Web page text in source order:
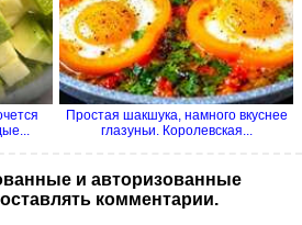
Простая шакшука, намного вкуснее
глазуньи. Королевская...
и авторизованные
комментарии.